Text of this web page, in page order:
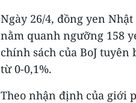
Ngày 26/4, đồng yen
nằm quanh ngưỡng 158
chính sách của BoJ
từ 0-0,1%.
Theo nhận định của giới